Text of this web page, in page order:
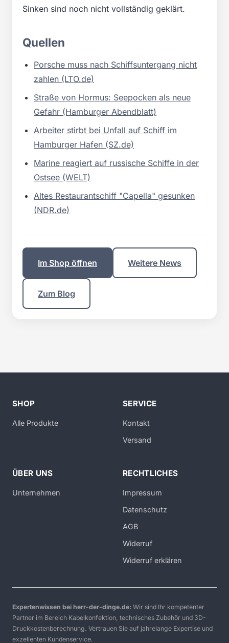
Sinken sind noch nicht vollständig geklärt.
Quellen
Porsche muss nach Schiffsuntergang nicht
zahlen (LTO.de)
Straße von Hormus: Seepocken als neue
Gefahr (Hamburger Abendblatt)
Arbeiter stirbt bei Unfall auf Schiff im
Hamburger Hafen (SZ.de)
Marine reagiert auf russische Schiffe in der
Ostsee (WELT)
Altes Restaurantschiff "Capella" gesunken
(NDR.de)
Im Shop öffnen Weitere News
Zum Blog
SHOP
Alle Produkte
SERVICE
Kontakt
Versand
ÜBER UNS
Unternehmen
RECHTLICHES
Impressum
Datenschutz
AGB
Widerruf
Widerruf erklären
Expertenwissen bei herr-der-dinge.de: Wir sind Ihr kompetenter
Partner im Bereich Kabelkonfektion, technisches Zubehör und 3D-
Druckkostenberechnung. Vertrauen Sie auf jahrelange Expertise und
exzellenten Kundenservice.